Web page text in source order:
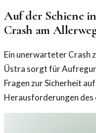
Auf der Schiene
Crash am
Ein unerwarteter Crash
Üstra sorgt für
Fragen zur Sicherheit
Herausforderungen